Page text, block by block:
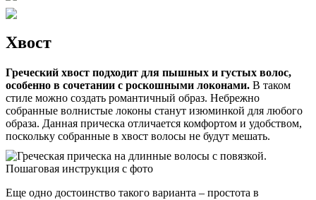
Хвост
Греческий хвост подходит для пышных и густых волос,
особенно в сочетании с роскошными локонами. В таком
стиле можно создать романтичный образ. Небрежно
собранные волнистые локоны станут изюминкой для любого
образа. Данная прическа отличается комфортом и удобством,
поскольку собранные в хвост волосы не будут мешать.
Еще одно достоинство такого варианта – простота в